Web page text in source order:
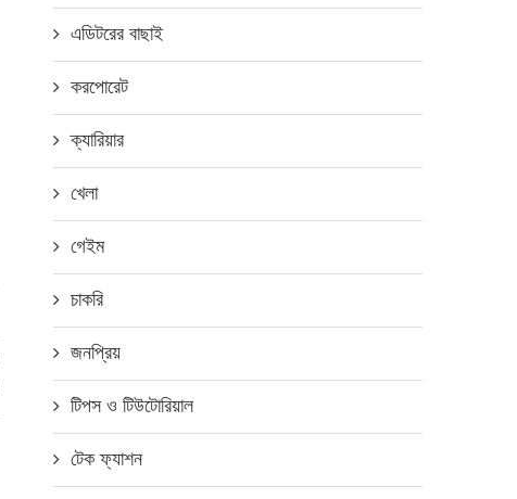
এডিটরের বাছাই
করপোরেট
ক্যারিয়ার
খেলা
গেইম
চাকরি
জনপ্রিয়
টিপস ও টিউটোরিয়াল
টেক ফ্যাশন